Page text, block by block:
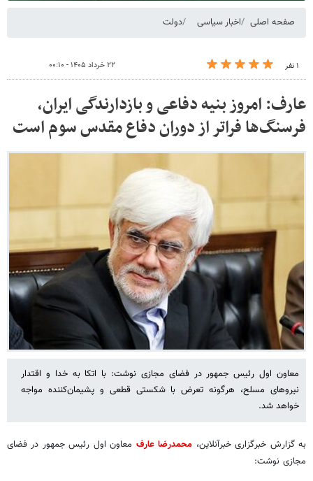
صفحه اصلی اخبار سیاسی دولت
۱ نفر ۲۲ خرداد ۱۴۰۵ - ۰۰:۱۰
عارف: امروز بنیه دفاعی و بازدارندگی ایران،
فرسنگ‌ها فراتر از دوران دفاع مقدس سوم است
معاون اول رئیس جمهور در فضای مجازی نوشت: با اتکا به خدا و اقتدار
نیروهای مسلح، هرگونه تعرض با شکستی قطعی و پشیمان‌کننده مواجه
خواهد شد.
به گزارش خبرگزاری خبرآنلاین، محمدرضا عارف معاون اول رئیس جمهور در فضای
مجازی نوشت: